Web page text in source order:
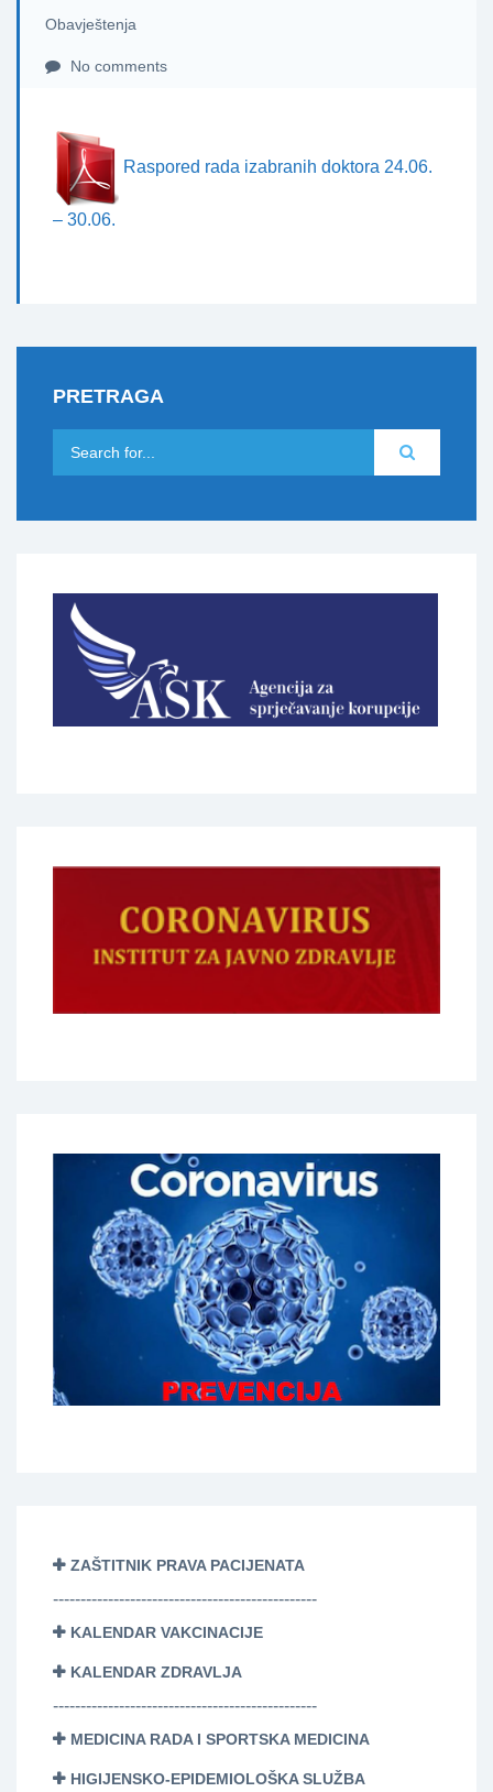
Obavještenja
No comments
Raspored rada izabranih doktora 24.06.
– 30.06.
PRETRAGA
ZAŠTITNIK PRAVA PACIJENATA
------------------------------------------------
KALENDAR VAKCINACIJE
KALENDAR ZDRAVLJA
------------------------------------------------
MEDICINA RADA I SPORTSKA MEDICINA
HIGIJENSKO-EPIDEMIOLOŠKA SLUŽBA